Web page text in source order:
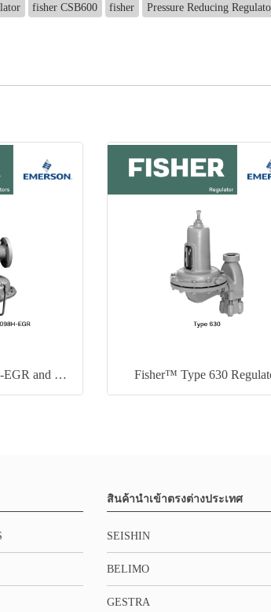
fisher CSB600 fisher Pressure Reducing
Fisher™ Types 1098-EGR and 1098H-EGR Fisher™ Type 630
สินค้านำเข้าตรงต่างประเทศ
SEISHIN
BELIMO
GESTRA